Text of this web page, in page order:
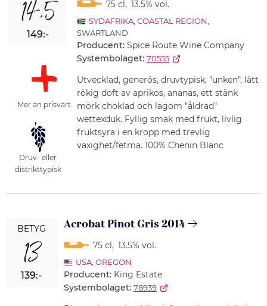
14,5
149:-
Mer än prisvärt
Druv- eller
distrikttypisk
75 cl, 13.5% vol.
SYDAFRIKA, COASTAL REGION
SWARTLAND
Producent: Spice Route Wine Company
Systembolaget: 70555
Utvecklad, generös, druvtypisk, "unken", lätt
rökig doft av aprikos, ananas, ett stänk
mörk choklad och lagom "åldrad"
wettexduk. Fyllig smak med frukt, livlig
fruktsyra i en kropp med trevlig
vaxighet/fetma. 100% Chenin Blanc
BETYG
13
139:-
Acrobat Pinot Gris 2014
75 cl, 13.5% vol.
USA, OREGON
Producent: King Estate
Systembolaget: 78939